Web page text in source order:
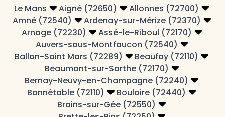
Le Mans Aigné (72650)
Allonnes (72700)
Amné (72540)
Ardenay-sur-Mérize (72370)
Arnage (72230)
Assé-le-Riboul (72170)
Auvers-sous-Montfaucon (72540)
Ballon-Saint Mars (72289)
Beaufay (72110)
Beaumont-sur-Sarthe (72170)
Bernay-Neuvy-en-Champagne (72240)
Bonnétable (72110)
Bouloire (72440)
Brains-sur-Gée (72550)